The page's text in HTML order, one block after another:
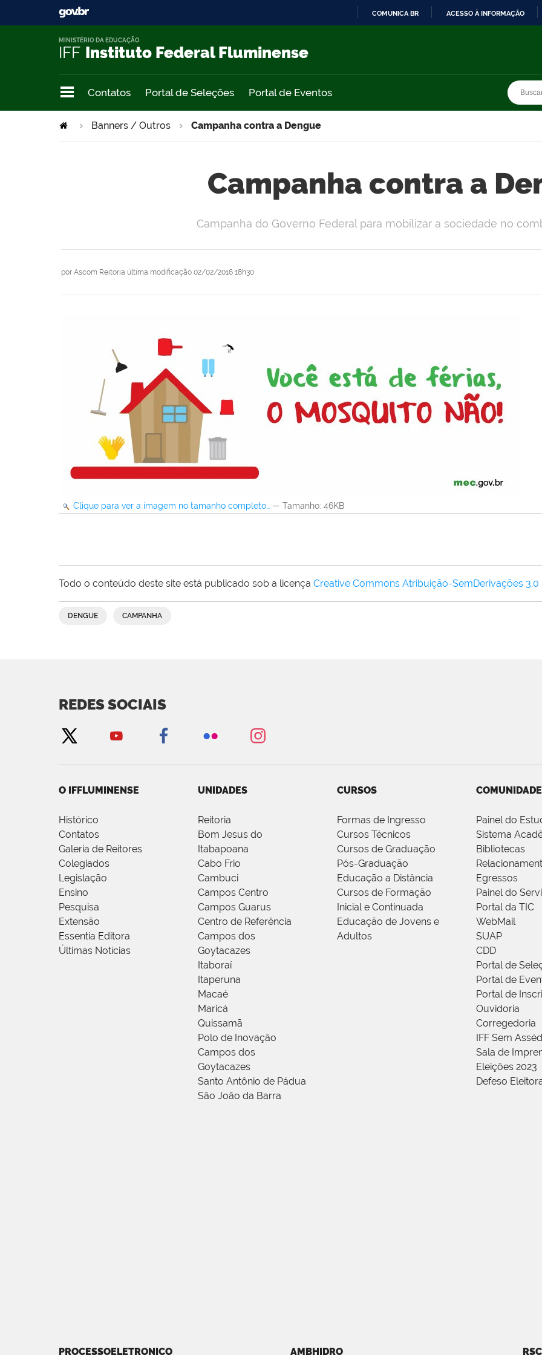
COMUNICA BR ACESSO À INFORMAÇÃO
IFF Instituto Federal Fluminense
MINISTÉRIO DA EDUCAÇÃO
Contatos Portal de Seleções Portal de Eventos
Banners / Outros Campanha contra a Dengue
Campanha contra a
por Ascom Reitoria última modificação 02/02/2016 18h30
Campanha do Governo Federal para mobilizar a sociedade no
Clique para ver a imagem no tamanho completo… — Tamanho: 46KB
Todo o conteúdo deste site está publicado sob a licença Creative Commons Atribuição-SemDerivações
DENGUE CAMPANHA
REDES SOCIAIS
O IFFLUMINENSE
Histórico
Contatos
Galeria de Reitores
Colegiados
Legislação
Ensino
Pesquisa
Extensão
Essentia Editora
Últimas Notícias
UNIDADES
Reitoria
Bom Jesus do
Itabapoana
Cabo Frio
Cambuci
Campos Centro
Campos Guarus
Centro de Referência
Campos dos
Goytacazes
Itaboraí
Itaperuna
Macaé
Maricá
Quissamã
Polo de Inovação
Campos dos
Goytacazes
Santo Antônio de Pádua
São João da Barra
CURSOS
Formas de Ingresso
Cursos Técnicos
Cursos de Graduação
Pós-Graduação
Educação a Distância
Cursos de Formação
Inicial e Continuada
Educação de Jovens e
Adultos
COMUNIDADE
Painel do
Sistema
Bibliotecas
Egressos
Painel do
Portal da TIC
WebMail
SUAP
CDD
Portal de
Portal de
Portal de
Ouvidoria
Corregedoria
IFF Sem
Sala de
Eleições 2023
Defeso
PROCESSOELETRONICO AMBHIDRO